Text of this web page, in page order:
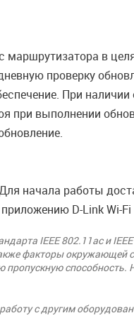
в
проверку
При наличии
при выполнении
начала работы
D-Link Wi-
IEEE 802.11ac и
факторы
способность.
с другим